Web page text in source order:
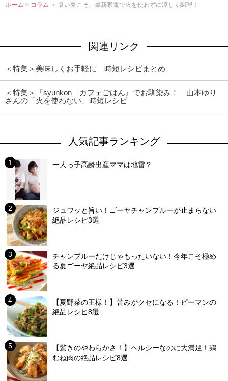
ホーム > コラム ＞ 暑い夏こそ、最新家電で火を使わずに涼しく調理！
関連リンク
＜特集＞美味しくお手軽に 時短レシピまとめ
＜特集＞『syunkon カフェごはん』でお馴染み！ 山本ゆり
さんの「火を使わない」時短レシピ
人気記事ランキング
一人っ子高齢出産ママは地雷？
ジュワッと旨い！ゴーヤチャンプルーが止まらない
絶品レシピ3選
チャンプルーだけじゃもったいない！今年こそ極め
る夏ゴーヤ絶品レシピ3選
【夏野菜の王様！】苦みがクセになる！ピーマンの
絶品レシピ8選
【驚きのやわらかさ！】ヘルシーなのに大満足！鶏
むね肉の絶品レシピ8選